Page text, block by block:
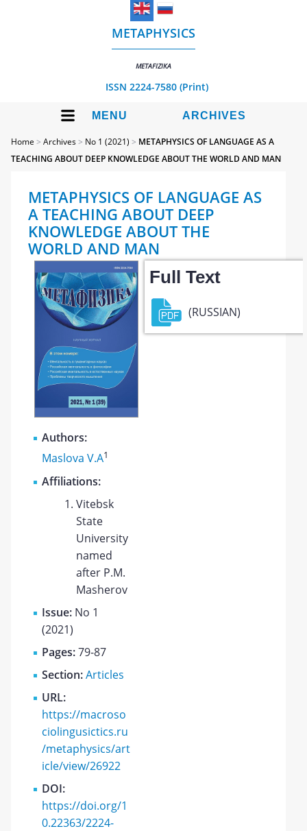
METAPHYSICS
METAFIZIKA
ISSN 2224-7580 (Print)
MENU ARCHIVES
Home >Archives> No 1 (2021) > METAPHYSICS OF LANGUAGE AS A
TEACHING ABOUT DEEP KNOWLEDGE ABOUT THE WORLD AND MAN
METAPHYSICS OF LANGUAGE AS
A TEACHING ABOUT DEEP
KNOWLEDGE ABOUT THE
WORLD AND MAN
Authors:
Maslova V.A1
Affiliations:
Vitebsk
State
University
named
after P.M.
Masherov
Issue: No 1
(2021)
Pages:79-87
Section:Articles
URL:
https://macroso
ciolingusictics.ru
/metaphysics/art
icle/view/26922
DOI:
https://doi.org/1
0.22363/2224-
Full Text
(RUSSIAN)